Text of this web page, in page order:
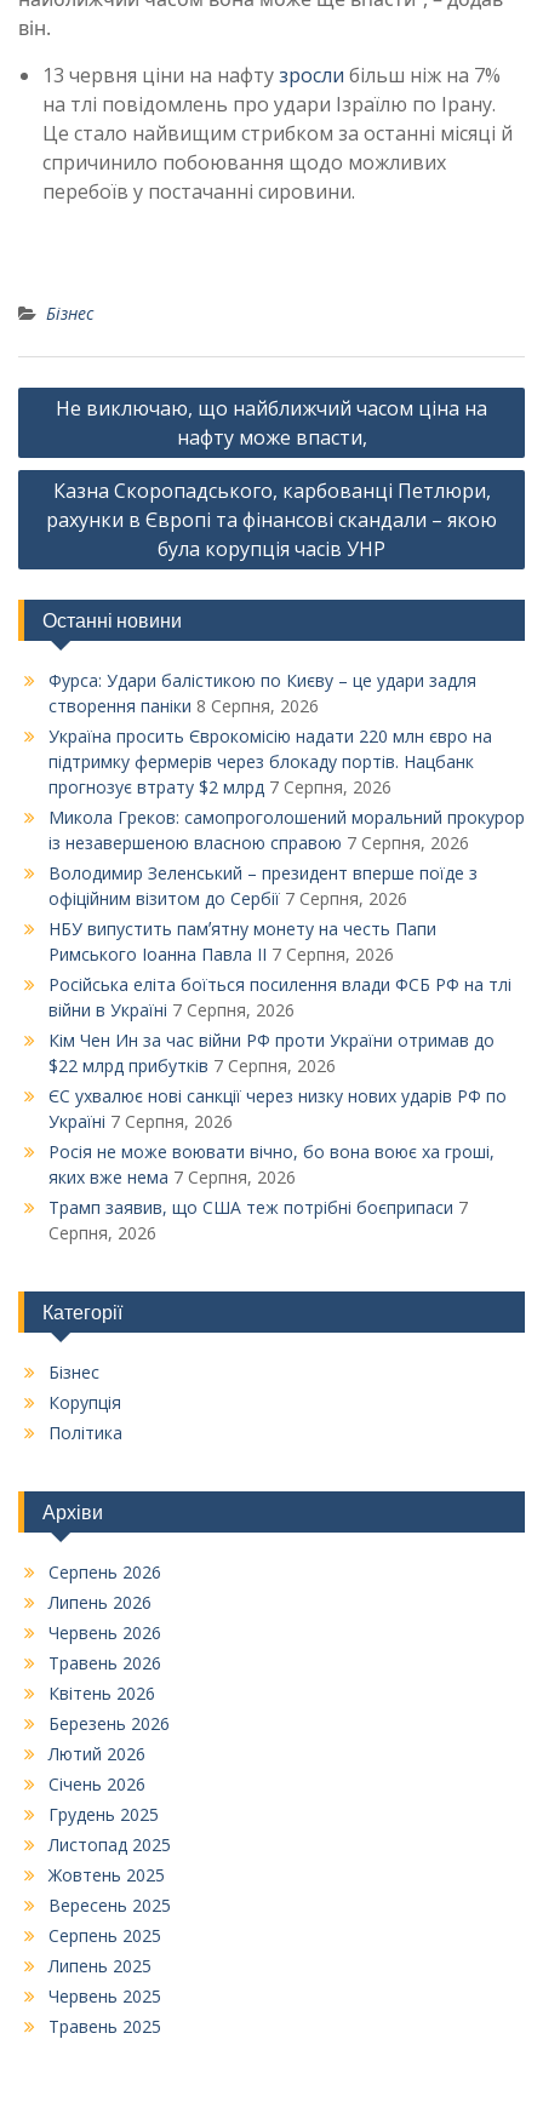
він.
13 червня ціни на нафтузросли більш ніж на 7%
на тлі повідомлень про удари Ізраїлю по Ірану.
Це стало найвищим стрибком за останні місяці й
спричинило побоювання щодо можливих
перебоїв у постачанні сировини.
Бізнес
Навігація
Не виключаю, що найближчий часом ціна на
нафту може впасти,
Казна Скоропадського, карбованці Петлюри,
рахунки в Європі та фінансові скандали – якою
була корупція часів УНР
Останні новини
Фурса: Удари балістикою по Києву – це удари задля
створення паніки 8 Серпня, 2026
Україна просить Єврокомісію надати 220 млн євро на
підтримку фермерів через блокаду портів. Нацбанк
прогнозує втрату $2 млрд 7 Серпня, 2026
Микола Греков: самопроголошений моральний прокурор
із незавершеною власною справою 7 Серпня, 2026
Володимир Зеленський – президент вперше поїде з
офіційним візитом до Сербії 7 Серпня, 2026
НБУ випустить памʼятну монету на честь Папи
Римського Іоанна Павла ІІ 7 Серпня, 2026
Російська еліта боїться посилення влади ФСБ РФ на тлі
війни в Україні 7 Серпня, 2026
Кім Чен Ин за час війни РФ проти України отримав до
$22 млрд прибутків 7 Серпня, 2026
ЄС ухвалює нові санкції через низку нових ударів РФ по
Україні 7 Серпня, 2026
Росія не може воювати вічно, бо вона воює ха гроші,
яких вже нема 7 Серпня, 2026
Трамп заявив, що США теж потрібні боєприпаси 7
Серпня, 2026
Категорії
Бізнес
Корупція
Політика
Архіви
Серпень 2026
Липень 2026
Червень 2026
Травень 2026
Квітень 2026
Березень 2026
Лютий 2026
Січень 2026
Грудень 2025
Листопад 2025
Жовтень 2025
Вересень 2025
Серпень 2025
Липень 2025
Червень 2025
Травень 2025